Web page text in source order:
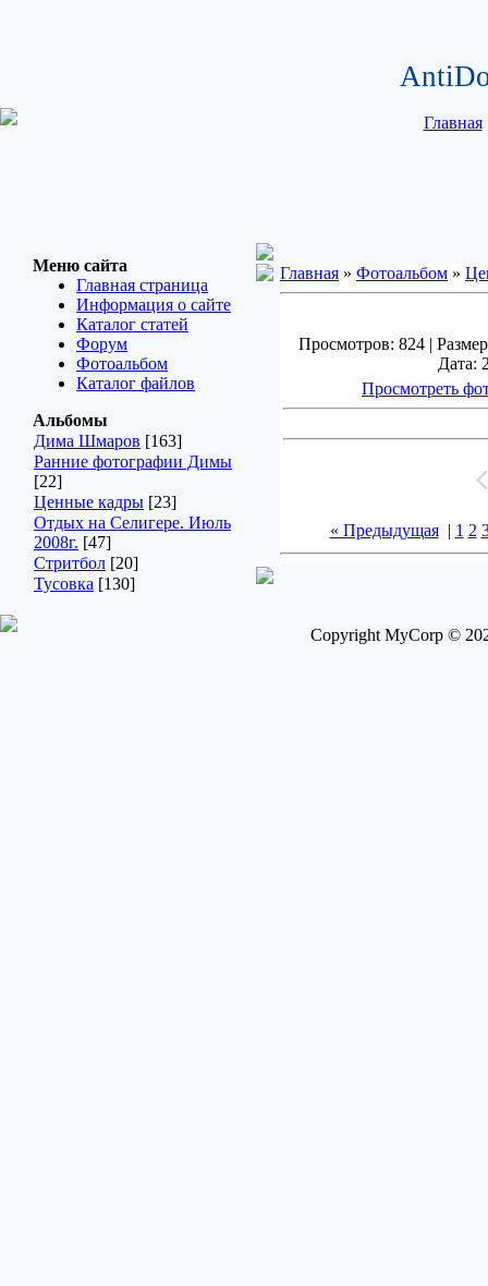
Главная
Меню сайта
Главная страница
Информация о сайте
Каталог статей
Форум
Фотоальбом
Каталог файлов
Альбомы
Дима Шмаров [163]
Ранние фотографии Димы
[22]
Ценные кадры [23]
Отдых на Селигере. Июль
2008г. [47]
Стритбол [20]
Тусовка [130]
Главная » Фотоальбом »
Просмотров: 824 |
Дата:
Просмотреть
« Предыдущая| 1 2
Copyright MyCorp ©